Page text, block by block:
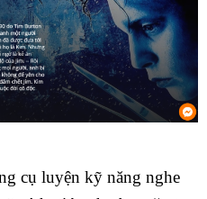
cụ luyện kỹ năng nghe